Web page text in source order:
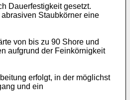
Dauerfestigkeit gesetzt.
Staubkörner eine
von bis zu 90 Shore und
aufgrund der Feinkörnigkeit
erfolgt, in der möglichst
und ein